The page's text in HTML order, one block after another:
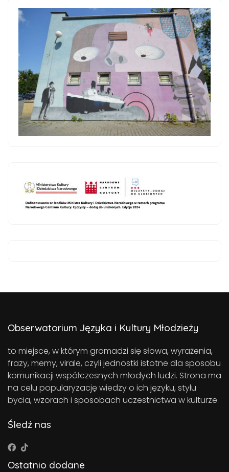
Obserwatorium Języka i Kultury Młodzieży
to miejsce, w którym gromadzi się słowa, wyrażenia,
frazy, memy, virale, czyli jednostki istotne dla sposobu
komunikacji współczesnych młodych ludzi. Strona ma
na celu popularyzację wiedzy o ich języku, stylu
bycia, wzorach i sposobach uczestnictwa w kulturze.
Śledź nas
Ostatnio dodane